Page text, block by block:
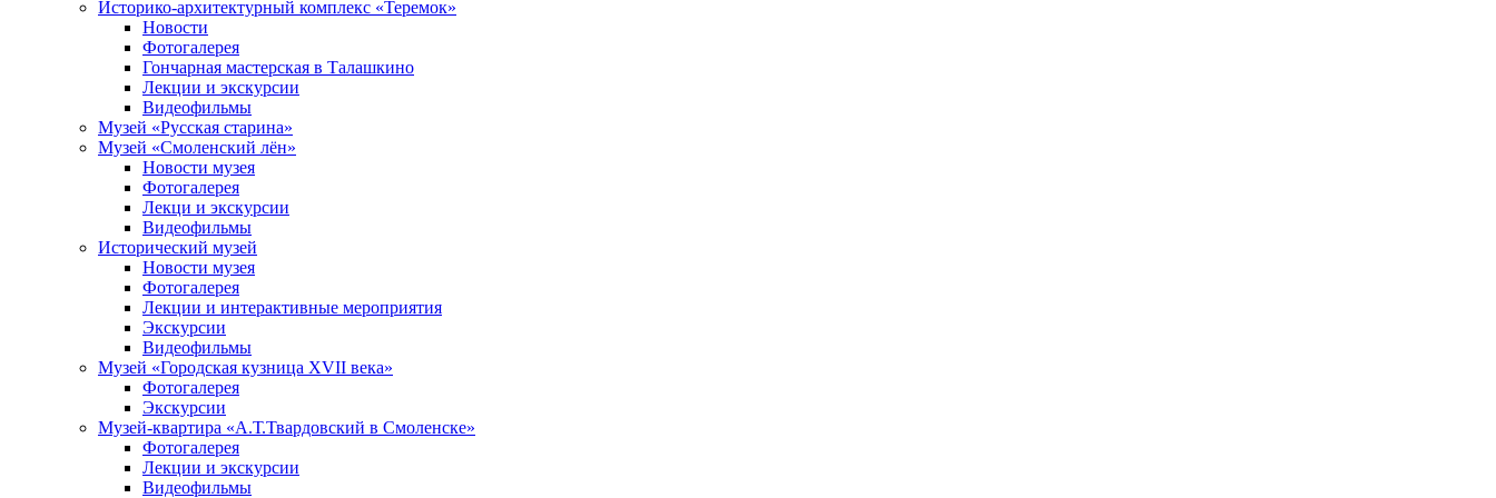
Историко-архитектурный комплекс «Теремок»
Новости
Фотогалерея
Гончарная мастерская в Талашкино
Лекции и экскурсии
Видеофильмы
Музей «Русская старина»
Музей «Смоленский лён»
Новости музея
Фотогалерея
Лекци и экскурсии
Видеофильмы
Исторический музей
Новости музея
Фотогалерея
Лекции и интерактивные мероприятия
Экскурсии
Видеофильмы
Музей «Городская кузница XVII века»
Фотогалерея
Экскурсии
Музей-квартира «А.Т.Твардовский в Смоленске»
Фотогалерея
Лекции и экскурсии
Видеофильмы